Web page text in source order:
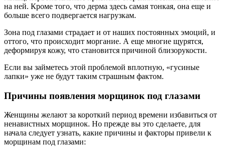
на ней. Кроме того, что дерма здесь самая тонкая, она еще и
больше всего подвергается нагрузкам.
Зона под глазами страдает и от наших постоянных эмоций, и
оттого, что происходит моргание. А еще многие щурятся,
деформируя кожу, что становится причиной близорукости.
Если вы займетесь этой проблемой вплотную, «гусиные
лапки» уже не будут таким страшным фактом.
Причины появления морщинок под глазами
Женщины желают за короткий период времени избавиться от
ненавистных морщинок. Но прежде вы это сделаете, для
начала следует узнать, какие причины и факторы привели к
морщинам под глазами: